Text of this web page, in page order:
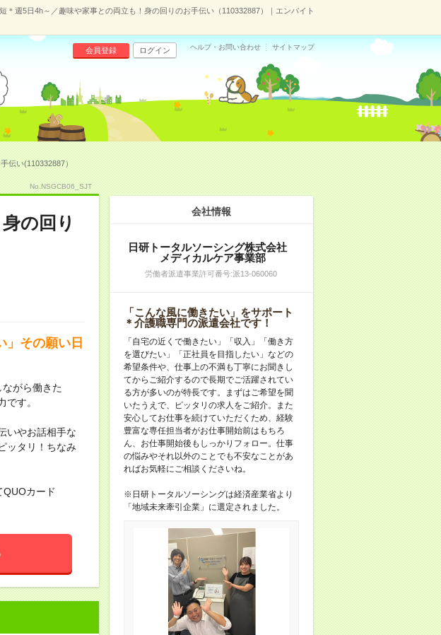
＊週5日4h～／趣味や家事との両立も！身の回りのお手伝い（110332887）｜エンバイト
会員登録 ログイン ヘルプ・お問い合わせ サイトマップ
伝い(110332887）
No.NSGCB06_SJT
の回り
」その願い日
がら働きた
す。
いやお話相手な
ッタリ！ちなみ
カード
会社情報
日研トータルソーシング株式会社
メディカルケア事業部
労働者派遣事業許可番号:派13-060060
「こんな風に働きたい」をサポート
＊介護職専門の派遣会社です！
「自宅の近くで働きたい」「収入」「働き方
を選びたい」「正社員を目指したい」などの
希望条件や、仕事上の不満も丁寧にお聞きし
てからご紹介するので長期でご活躍されてい
る方が多いのが特長です。まずはご希望を聞
いたうえで、ピッタリの求人をご紹介。また
安心してお仕事を続けていただくため、経験
豊富な専任担当者がお仕事開始前はもちろ
ん、お仕事開始後もしっかりフォロー。仕事
の悩みやそれ以外のことでも不安なことがあ
ればお気軽にご相談くださいね。
※日研トータルソーシングは経済産業省より
「地域未来牽引企業」に選定されました。